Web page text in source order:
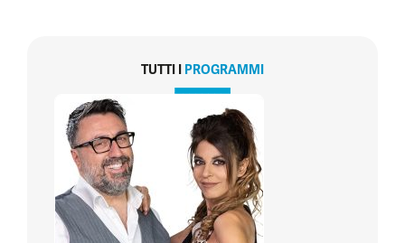
TUTTI I PROGRAMMI